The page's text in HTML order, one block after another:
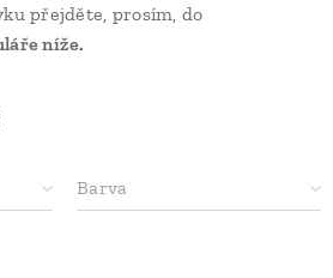
přejděte, prosím, do
níže.
Barva